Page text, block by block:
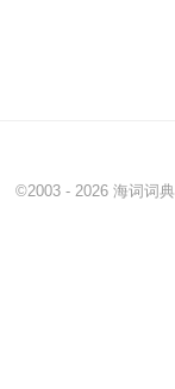
©2003 - 2026 海词词典